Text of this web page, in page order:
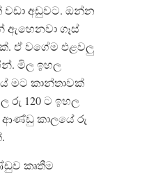
අඩුවට. ඔන්න
ගෑස්
ඒ වගේම එළවලු
මිල ඉහල
මට කාන්තාවක්
රු 120 ට ඉහල
ආණ්ඩු කාලයේ රු
කෘතීම